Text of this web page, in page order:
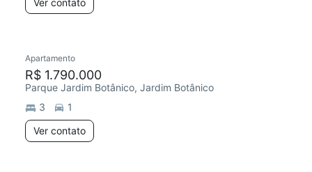
Ver contato
Apartamento
R$ 1.790.000
Parque Jardim Botânico, Jardim Botânico
3
1
Ver contato